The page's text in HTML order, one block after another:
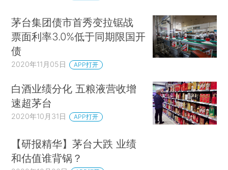
茅台集团债市首秀变拉锯战
票面利率3.0%低于同期限国开
债
2020年11月05日 APP打开
白酒业绩分化 五粮液营收增
速超茅台
2020年10月31日 APP打开
【研报精华】茅台大跌 业绩
和估值谁背锅？